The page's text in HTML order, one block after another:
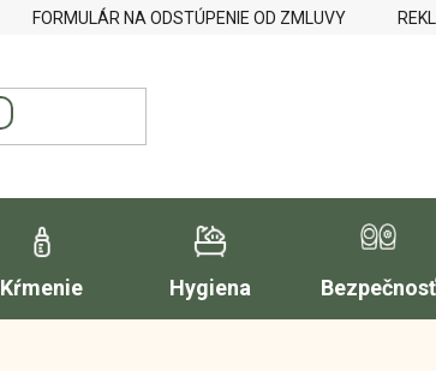
FORMULÁR NA ODSTÚPENIE OD ZMLUVY
Kŕmenie Hygiena Bezpečnosť